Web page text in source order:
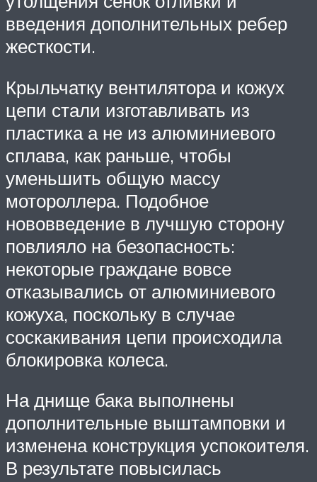
введения дополнительных ребер
жесткости.
Крыльчатку вентилятора и кожух
цепи стали изготавливать из
пластика а не из алюминиевого
сплава, как раньше, чтобы
уменьшить общую массу
мотороллера. Подобное
нововведение в лучшую сторону
повлияло на безопасность:
некоторые граждане вовсе
отказывались от алюминиевого
кожуха, поскольку в случае
соскакивания цепи происходила
блокировка колеса.
На днище бака выполнены
дополнительные выштамповки и
изменена конструкция успокоителя.
В результате повысилась